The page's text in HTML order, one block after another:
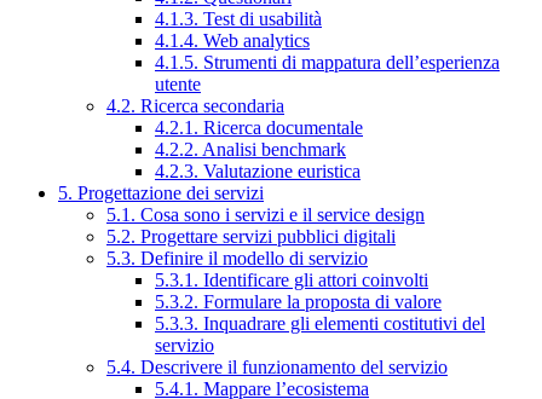
4.1.3. Test di usabilità
4.1.4. Web analytics
4.1.5. Strumenti di mappatura dell’esperienza
utente
4.2. Ricerca secondaria
4.2.1. Ricerca documentale
4.2.2. Analisi benchmark
4.2.3. Valutazione euristica
5. Progettazione dei servizi
5.1. Cosa sono i servizi e il service design
5.2. Progettare servizi pubblici digitali
5.3. Definire il modello di servizio
5.3.1. Identificare gli attori coinvolti
5.3.2. Formulare la proposta di valore
5.3.3. Inquadrare gli elementi costitutivi del
servizio
5.4. Descrivere il funzionamento del servizio
5.4.1. Mappare l’ecosistema